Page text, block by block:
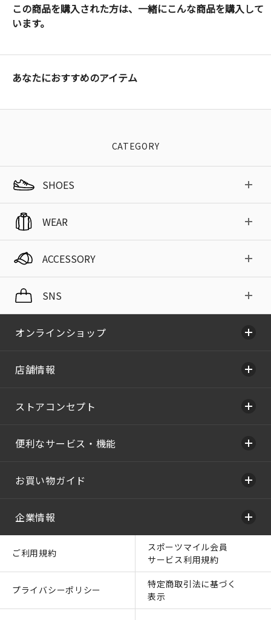
この商品を購入された方は、一緒にこんな商品を購入して
います。
あなたにおすすめのアイテム
CATEGORY
SHOES
WEAR
ACCESSORY
SNS
オンラインショップ
店舗情報
ストアコンセプト
便利なサービス・機能
お買い物ガイド
企業情報
ご利用規約
スポーツマイル会員
サービス利用規約
プライバシーポリシー
特定商取引法に基づく
表示